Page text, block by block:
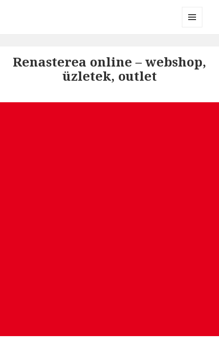
Renasterea online – webshop,
üzletek, outlet